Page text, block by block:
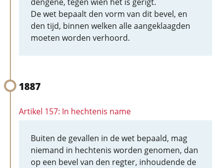
De wet bepaalt den vorm van dit bevel, en
den tijd, binnen welken alle aangeklaagden
moeten worden verhoord.
1887
Artikel 157: In hechtenis name
Buiten de gevallen in de wet bepaald, mag
niemand in hechtenis worden genomen, dan
op een bevel van den regter, inhoudende de